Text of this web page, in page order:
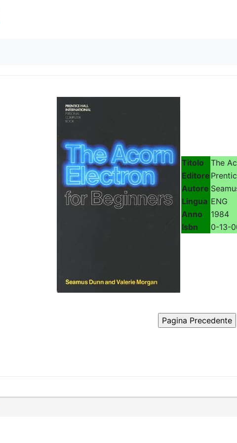
Titolo
The
Editore
Autore
Lingua ENG
Anno
1984
Isbn
0-13-